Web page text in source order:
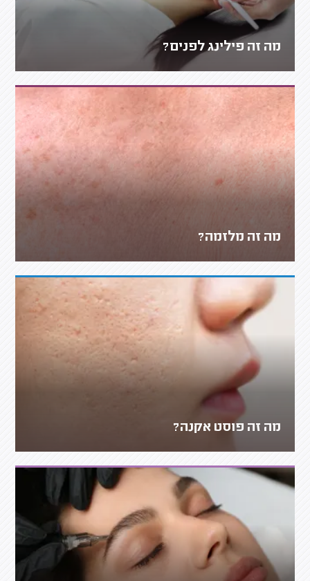
מה זה פילינג לפנים?
מה זה מלזמה?
מה זה פוסט אקנה?